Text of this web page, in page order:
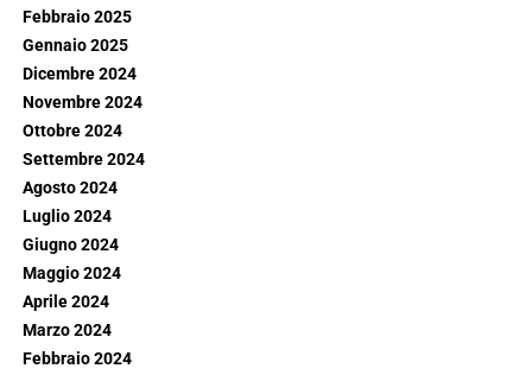
Febbraio 2025
Gennaio 2025
Dicembre 2024
Novembre 2024
Ottobre 2024
Settembre 2024
Agosto 2024
Luglio 2024
Giugno 2024
Maggio 2024
Aprile 2024
Marzo 2024
Febbraio 2024